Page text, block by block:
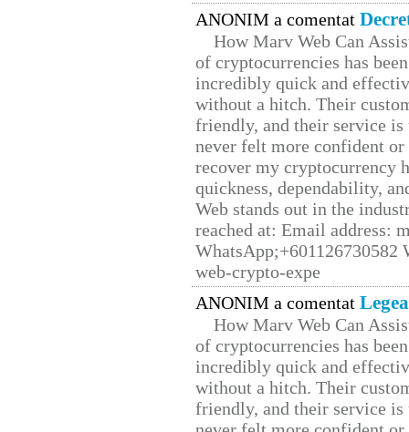
ANONIM a comentat
How Marv Web Can
of cryptocurrencies has
incredibly quick and
without a hitch. Their
friendly, and their service
never felt more confident
recover my cryptocurrency
quickness, dependability,
Web stands out in the
reached at: Email address:
web-crypto-expe
ANONIM a comentat
How Marv Web Can
of cryptocurrencies has
incredibly quick and
without a hitch. Their
friendly, and their service